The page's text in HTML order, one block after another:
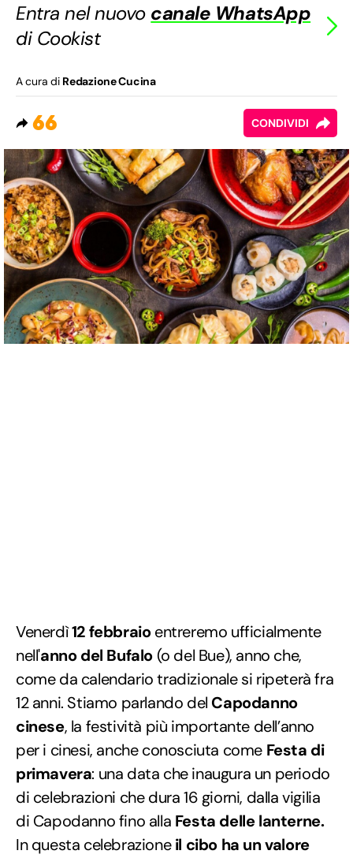
Entra nel nuovo canale WhatsApp
di Cookist
A cura di Redazione Cucina
66 CONDIVIDI
Venerdì12 febbraioentreremo ufficialmente
nell'anno del Bufalo (o del Bue), anno che,
come da calendario tradizionale si ripeterà fra
12 anni. Stiamo parlando del Capodanno
cinese, la festività più importante dell’anno
per i cinesi, anche conosciuta come Festa di
primavera: una data che inaugura un periodo
di celebrazioni che dura 16 giorni, dalla vigilia
di Capodanno fino alla Festa delle lanterne.
In questa celebrazioneil cibo ha un valore